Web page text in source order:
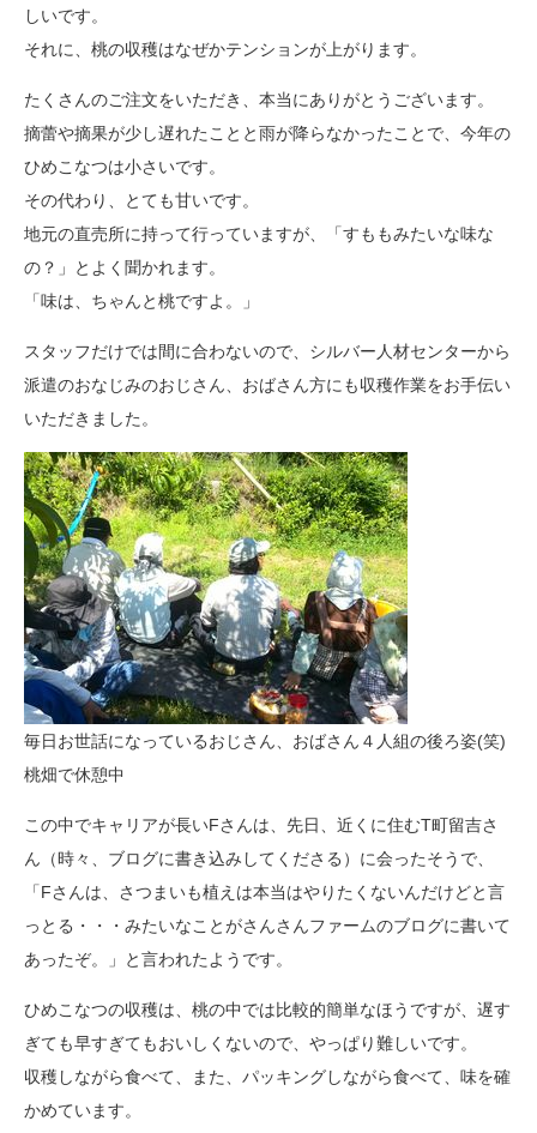
しいです。
それに、桃の収穫はなぜかテンションが上がります。
たくさんのご注文をいただき、本当にありがとうございます。
摘蕾や摘果が少し遅れたことと雨が降らなかったことで、今年の
ひめこなつは小さいです。
その代わり、とても甘いです。
地元の直売所に持って行っていますが、「すももみたいな味な
の？」とよく聞かれます。
「味は、ちゃんと桃ですよ。」
スタッフだけでは間に合わないので、シルバー人材センターから
派遣のおなじみのおじさん、おばさん方にも収穫作業をお手伝い
いただきました。
毎日お世話になっているおじさん、おばさん４人組の後ろ姿(笑)
桃畑で休憩中
この中でキャリアが長いFさんは、先日、近くに住むT町留吉さ
ん（時々、ブログに書き込みしてくださる）に会ったそうで、
「Fさんは、さつまいも植えは本当はやりたくないんだけどと言
っとる・・・みたいなことがさんさんファームのブログに書いて
あったぞ。」と言われたようです。
ひめこなつの収穫は、桃の中では比較的簡単なほうですが、遅す
ぎても早すぎてもおいしくないので、やっぱり難しいです。
収穫しながら食べて、また、パッキングしながら食べて、味を確
かめています。